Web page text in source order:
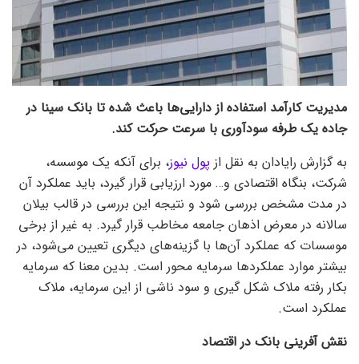
مدیریت کارآمد استفاده از دارایی‌ها باعث شده تا بانک سینا در
جاده یک طرفه سودآوری با سرعت حرکت کند.
به گزارش رایادان به نقل از پول نیوز، برای آنکه یک موسسه،
شرکت، بنگاه اقتصادی و… مورد ارزیابی قرار گیرد، باید عملکرد آن
در مدت مشخص بررسی شود و نتیجه این بررسی در قالب بیلان
سالانه در معرض اذهان جامعه مخاطب قرار گیرد. به غیر از برخی
موسسات که عملکرد آن‌ها با گزینه‌های دیگری تعیین می‌شود، در
بیشتر موارد عملکرد‌ها سرمایه محور است. بدین معنا که سرمایه
بکار رفته ملاک شکل گیری و سود ناشی از این سرمایه، ملاک
عملکرد است.
نقش آفرینی بانک در اقتصاد